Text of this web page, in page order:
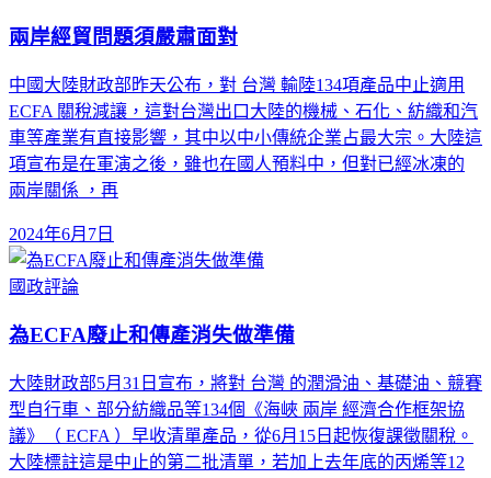
兩岸經貿問題須嚴肅面對
中國大陸財政部昨天公布，對 台灣 輸陸134項產品中止適用
ECFA 關稅減讓，這對台灣出口大陸的機械、石化、紡織和汽
車等產業有直接影響，其中以中小傳統企業占最大宗。大陸這
項宣布是在軍演之後，雖也在國人預料中，但對已經冰凍的
兩岸關係 ，再
2024年6月7日
國政評論
為ECFA廢止和傳產消失做準備
大陸財政部5月31日宣布，將對 台灣 的潤滑油、基礎油、競賽
型自行車、部分紡織品等134個《海峽 兩岸 經濟合作框架協
議》（ ECFA ）早收清單產品，從6月15日起恢復課徵關稅。
大陸標註這是中止的第二批清單，若加上去年底的丙烯等12